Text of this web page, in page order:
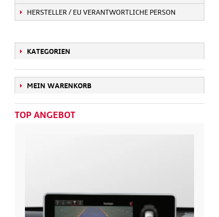
HERSTELLER / EU VERANTWORTLICHE PERSON
KATEGORIEN
MEIN WARENKORB
TOP ANGEBOT